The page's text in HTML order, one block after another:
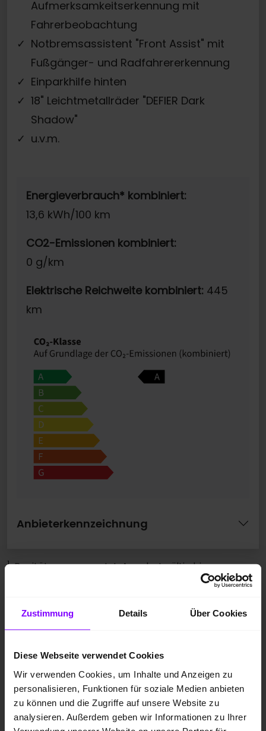
Zustimmung Details Über Cookies
Diese Webseite verwendet Cookies
Wir verwenden Cookies, um Inhalte und Anzeigen zu
personalisieren, Funktionen für soziale Medien anbieten
zu können und die Zugriffe auf unsere Website zu
analysieren. Außerdem geben wir Informationen zu Ihrer
Aufmerksamkeitserkennung mit
Fahrerbeobachtung
Notbremsassistent "Front Assist" mit
Fußgänger- und Radfahrererkennung
Einparkhilfe hinten
18" Leichtmetallräder "DEFIER Dark
Shadow"
u.v.m.
Energieverbrauch* kombiniert:
13,6 kWh/100 km
CO2-Emissionen kombiniert:
0 g/km
Elektrische Reichweite kombiniert: 445
km
Anbieterkennzeichnung
1 Bonität vorausgesetzt. Angebot gültig bis zum
30.09.2026. Stand 07/2026. Änderungen und
GmbH, Gifhorner Str. 57, 38112 Braunschweig, für
Privatkunden. Die ausgewiesene Sonderzahlung in
Höhe von 6.000 € kann – abhängig vom zu
der Anzahl der im Haushalt lebenden eigenen Kinder
– ggf. durch eine staatliche Förderung ausgeglichen
werden. Eine garantierte staatliche Förderung ist im